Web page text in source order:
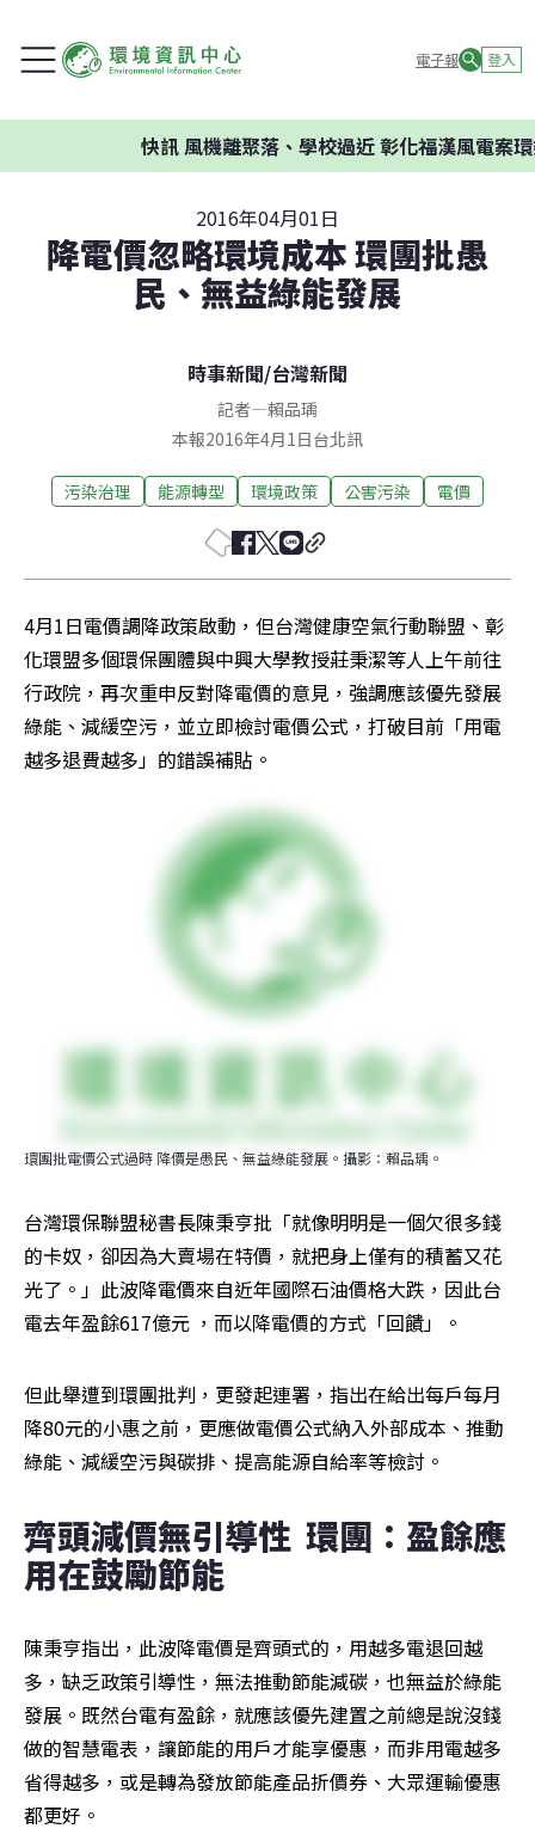
電子報 登入
快訊風機離聚落、學校過近 彰化福漢風電案環委
2016年04月01日
降電價忽略環境成本 環團批愚
民、無益綠能發展
時事新聞/台灣新聞
記者—賴品瑀
本報2016年4月1日台北訊
污染治理 能源轉型 環境政策 公害污染 電價
4月1日電價調降政策啟動，但台灣健康空氣行動聯盟、彰
化環盟多個環保團體與中興大學教授莊秉潔等人上午前往
行政院，再次重申反對降電價的意見，強調應該優先發展
綠能、減緩空污，並立即檢討電價公式，打破目前「用電
越多退費越多」的錯誤補貼。
環團批電價公式過時 降價是愚民、無益綠能發展。攝影：賴品瑀。
台灣環保聯盟秘書長陳秉亨批「就像明明是一個欠很多錢
的卡奴，卻因為大賣場在特價，就把身上僅有的積蓄又花
光了。」此波降電價來自近年國際石油價格大跌，因此台
電去年盈餘617億元 ，而以降電價的方式「回饋」。
但此舉遭到環團批判，更發起連署，指出在給出每戶每月
降80元的小惠之前，更應做電價公式納入外部成本、推動
綠能、減緩空污與碳排、提高能源自給率等檢討。
齊頭減價無引導性  環團：盈餘應
用在鼓勵節能
陳秉亨指出，此波降電價是齊頭式的，用越多電退回越
多，缺乏政策引導性，無法推動節能減碳，也無益於綠能
發展。既然台電有盈餘，就應該優先建置之前總是說沒錢
做的智慧電表，讓節能的用戶才能享優惠，而非用電越多
省得越多，或是轉為發放節能產品折價券、大眾運輸優惠
都更好。